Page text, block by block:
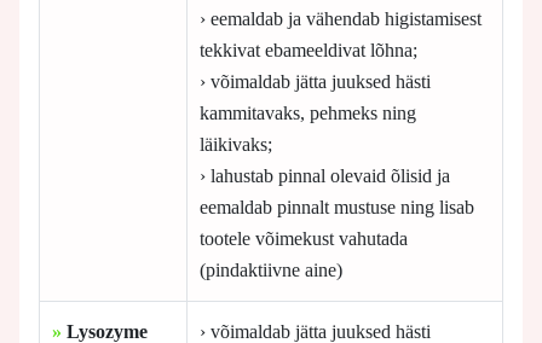
› eemaldab ja vähendab higistamisest
tekkivat ebameeldivat lõhna;
› võimaldab jätta juuksed hästi
kammitavaks, pehmeks ning
läikivaks;
› lahustab pinnal olevaid õlisid ja
eemaldab pinnalt mustuse ning lisab
tootele võimekust vahutada
(pindaktiivne aine)
» Lysozyme
› võimaldab jätta juuksed hästi